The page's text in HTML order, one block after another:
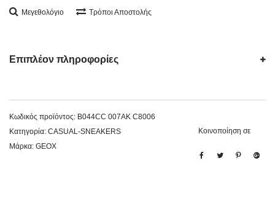
Μεγεθολόγιο Τρόποι Αποστολής
Επιπλέον πληροφορίες
Κωδικός προϊόντος: B044CC 007AK C8006
Κατηγορία: CASUAL-SNEAKERS
Μάρκα: GEOX
Κοινοποίηση σε